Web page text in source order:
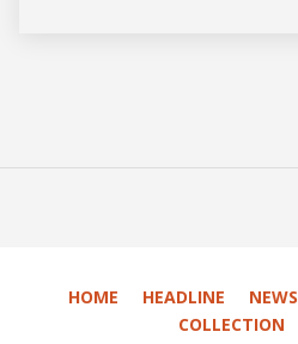
HOME HEADLINE NEWS
COLLECTION